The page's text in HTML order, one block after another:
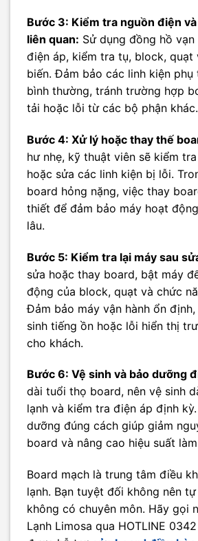
Bước 3: Kiểm tra nguồn điện
liên quan: Sử dụng đồng hồ
điện áp, kiểm tra tụ, block, quạt
biến. Đảm bảo các linh kiện
bình thường, tránh trường hợp
tải hoặc lỗi từ các bộ phận khác.
Bước 4: Xử lý hoặc thay thế
hư nhẹ, kỹ thuật viên sẽ kiểm
hoặc sửa các linh kiện bị lỗi.
board hỏng nặng, việc thay
thiết để đảm bảo máy hoạt
lâu.
Bước 5: Kiểm tra lại máy sau
sửa hoặc thay board, bật máy
động của block, quạt và chức
Đảm bảo máy vận hành ổn
sinh tiếng ồn hoặc lỗi hiển thị
cho khách.
Bước 6: Vệ sinh và bảo dưỡng
dài tuổi thọ board, nên vệ sinh
lạnh và kiểm tra điện áp định
dưỡng đúng cách giúp giảm
board và nâng cao hiệu suất
Board mạch là trung tâm điều
lạnh. Bạn tuyệt đối không nên
không có chuyên môn. Hãy gọi
Lạnh Limosa qua HOTLINE